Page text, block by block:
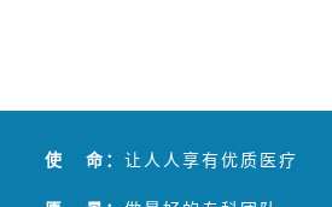
使 命：让人人享有优质医疗